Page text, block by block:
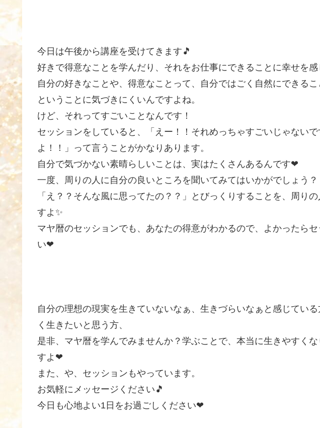
今日は午後から講座を受けてきます🎵
好きで得意なことを学んだり、それをお仕事にできることに幸せを感
自分の好きなことや、得意なことって、自分ではごく自然にできる
ということに気づきにくいんですよね。
けど、それってすごいことなんです！
セッションをしていると、「えー！！それめっちゃすごいじゃない
よ！！」って言うことがかなりあります。
自分で気づかない素晴らしいことは、実はたくさんあるんです❤
一度、周りの人に自分の良いところを聞いてみてはいかがでしょう？
「え？？そんな風に思ってたの？？」とびっくりすることを、周り
すよ✨
マヤ暦のセッションでも、あなたの得意がわかるので、よかったら
い❤
自分の理想の現実を生きていないなぁ、生きづらいなぁと感じてい
く生きたいと思う方、
是非、マヤ暦を学んでみませんか？学ぶことで、本当に生きやすく
すよ❤
また、や、セッションもやっています。
お気軽にメッセージください🎵
今日も心地よい1日をお過ごしください❤